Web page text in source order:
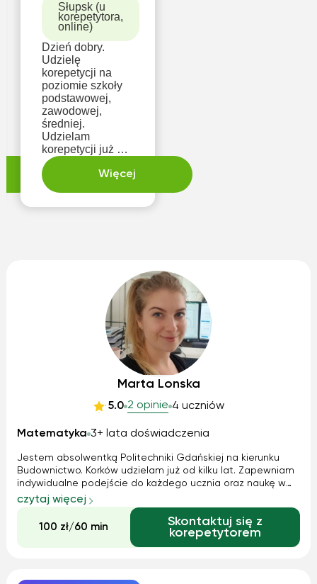
Słupsk (u
korepetytora,
online)
Dzień dobry.
Udzielę
korepetycji na
poziomie szkoły
podstawowej,
zawodowej,
średniej.
Udzielam
korepetycji już od
ponad 10 lat, więc
mam spore
doświadczenie.
Więcej
Marta Lonska
5.0 2 opinie 4 uczniów
Matematyka 3+ lata doświadczenia
Jestem absolwentką Politechniki Gdańskiej na kierunku
Budownictwo. Korków udzielam już od kilku lat. Zapewniam
indywidualne podejście do każdego ucznia oraz naukę w
miłej, bezstresowej atmosferze.
czytaj więcej
100 zł/60 min
Skontaktuj się z
korepetytorem